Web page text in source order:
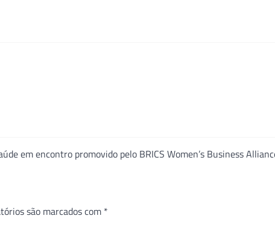
em encontro promovido pelo BRICS Women’s Business
são marcados com *